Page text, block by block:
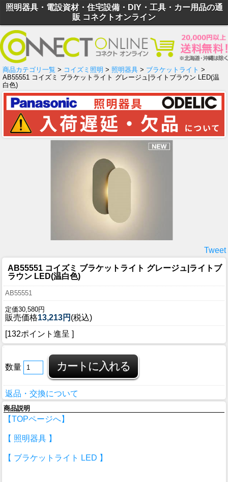
照明器具・電設資材・住宅設備・DIY・工具・カー用品の通
販 コネクトオンライン
商品カテゴリ一覧 > コイズミ照明 > 照明器具 > ブラケットライト >
AB55551 コイズミ ブラケットライト グレージュ|ライトブラウン LED(温
白色)
Tweet
AB55551 コイズミ ブラケットライト グレージュ|ライトブ
ラウン LED(温白色)
AB55551
定価30,580円
販売価格13,213円 (税込)
[132ポイント進呈 ]
数量
返品・交換について
商品説明
【TOPページへ】
【 照明器具 】
【 ブラケットライト LED 】